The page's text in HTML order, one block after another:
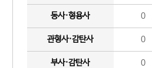
동사·형용사 0
관형사·감탄사 0
부사·감탄사 0